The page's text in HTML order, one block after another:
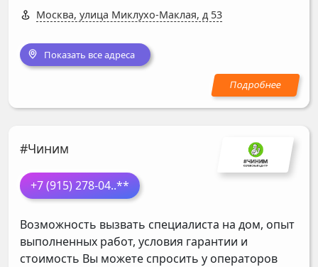
Москва, улица Миклухо-Маклая, д 53
Показать все адреса
#Чиним
+7 (915) 278-04..**
Возможность вызвать специалиста на дом, опыт
выполненных работ, условия гарантии и
стоимость Вы можете спросить у операторов